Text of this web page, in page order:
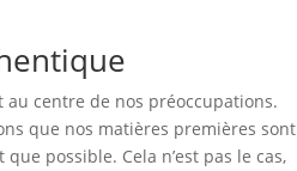
au centre de nos préoccupations.
que nos matières premières sont
possible. Cela n’est pas le cas,